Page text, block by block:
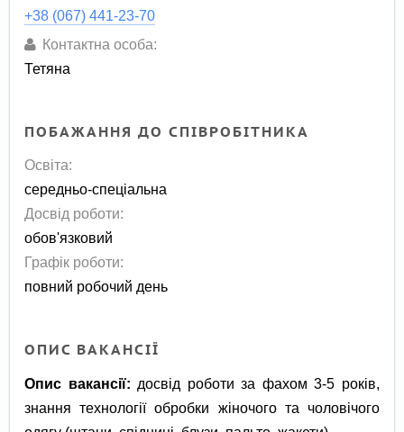
+38 (067) 441-23-70
Контактна особа:
Тетяна
ПОБАЖАННЯ ДО СПІВРОБІТНИКА
Освіта:
середньо-спеціальна
Досвід роботи:
обов'язковий
Графік роботи:
повний робочий день
ОПИС ВАКАНСІЇ
Опис вакансії: досвід роботи за фахом 3-5 років,
знання технології обробки жіночого та чоловічого